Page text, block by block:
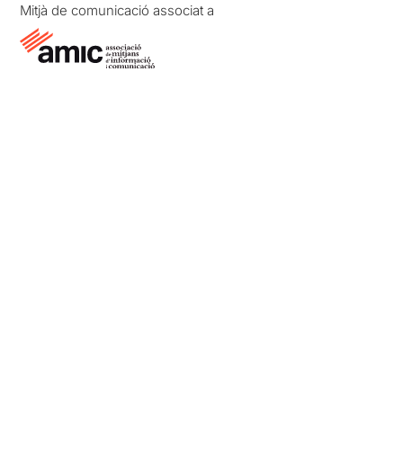
Mitjà de comunicació associat a